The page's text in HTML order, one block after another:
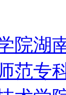
院湖
范专